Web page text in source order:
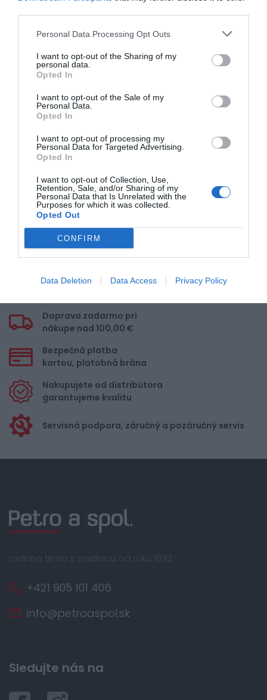
Personal Data Processing Opt Outs
I want to opt-out of the Sharing of my
personal data.
Opted In
I want to opt-out of the Sale of my
Personal Data.
Opted In
I want to opt-out of processing my
Personal Data for Targeted Advertising.
Opted In
I want to opt-out of Collection, Use,
Retention, Sale, and/or Sharing of my
Personal Data that Is Unrelated with the
Purposes for which it was collected.
Opted Out
CONFIRM
Data Deletion Data Access Privacy Policy
0% zákazníkov odporúča produkt
Pre pridanie recenzie sa musíte
Doprava zadarmo pri
nákupe nad 100,00 €
Bezpečná platba
kartou, platobná brána
Nakupujete od distribútora
garantujeme kvalitu
Servisná podpora, záručný a pozáručný servis
rodinná firma s tradíciou od roku 1992
+421 905 101 406
info@petroaspol.sk
Sledujte nás na